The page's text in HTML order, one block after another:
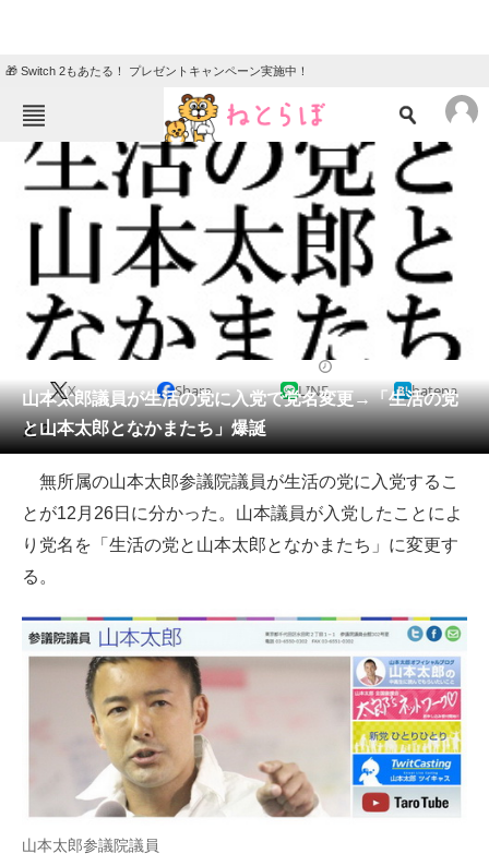
🎁 Switch 2もあたる！ プレゼントキャンペーン実施中！
ねとらぼメニュー
ニュース
エンタメ クイズ
地域
住まい 教育・育児
動物 リサーチ
会員記事
メディア
注目記事を集めた総合ページ
ITの今と未来を見通す
進化するPCとデバイスの未来
好きが集まる 比べて選べる
ビジネスと働き方のヒント
AI活用のいまが分かる
企業ITのトレンドを詳説
山本太郎議員が生活の党に入党で党名変更→「生活の党
と山本太郎となかまたち」爆誕
X Share LINE hatena
え？
無所属の山本太郎参議院議員が生活の党に入党するこ
とが12月26日に分かった。山本議員が入党したことによ
り党名を「生活の党と山本太郎となかまたち」に変更す
る。
山本太郎参議院議員